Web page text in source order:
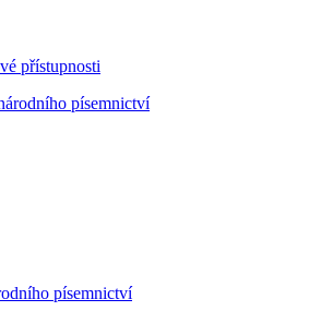
přístupnosti
písemnictví